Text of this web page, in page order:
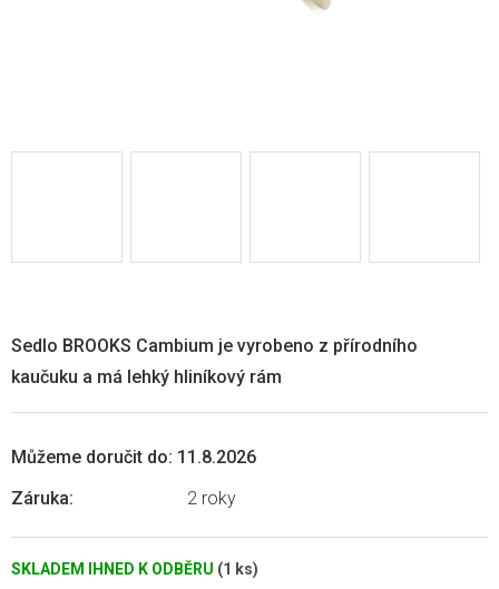
SKLADEM IHNED K ODBĚRU (1 ks)
Můžeme doručit do: 11.8.2026
Záruka: 2 roky
Sedlo BROOKS Cambium je vyrobeno z přírodního
kaučuku a má lehký hliníkový rám